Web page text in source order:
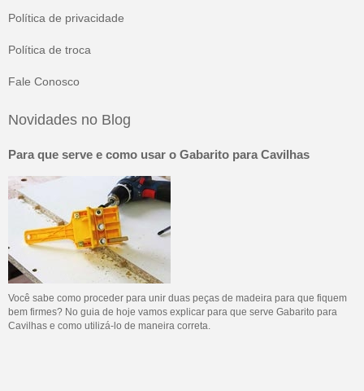
Política de privacidade
Política de troca
Fale Conosco
Novidades no Blog
Para que serve e como usar o Gabarito para Cavilhas
Você sabe como proceder para unir duas peças de madeira para que fiquem
bem firmes? No guia de hoje vamos explicar para que serve Gabarito para
Cavilhas e como utilizá-lo de maneira correta.